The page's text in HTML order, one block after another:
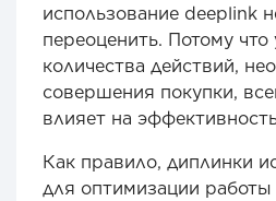
использование deeplink
переоценить. Потому
количества действий,
совершения покупки,
влияет на
Как правило, диплинки
для оптимизации